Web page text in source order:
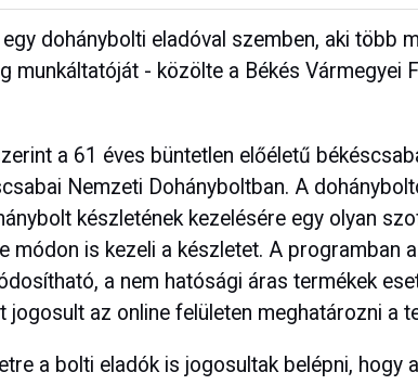
dohánybolti eladóval szemben, aki több
munkáltatóját - közölte a Békés Vármegyei
a 61 éves büntetlen előéletű
Nemzeti Dohányboltban. A
készletének kezelésére egy olyan
módon is kezeli a készletet. A programban
a nem hatósági áras termékek
jogosult az online felületen meghatározni a
a bolti eladók is jogosultak belépni, hogy